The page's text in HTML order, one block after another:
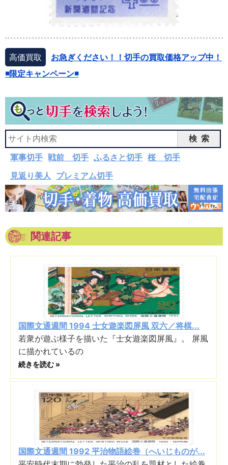
高価買取
お急ぎください！！切手の買取価格アップ中！
◾️限定キャンペーン◾️
検索
軍事切手 戦前 切手 ふるさと切手 桜 切手
見返り美人 プレミアム切手
関連記事
国際文通週間 1994 士女遊楽図屏風 双六／将棋...
若衆が遊ぶ様子を描いた『士女遊楽図屏風』。 屏風
に描かれているの
続きを読む »
国際文通週間 1992 平治物語絵巻（へいじものが...